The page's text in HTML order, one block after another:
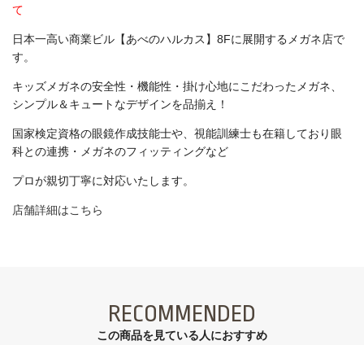
て
日本一高い商業ビル【あべのハルカス】8Fに展開するメガネ店で
す。
キッズメガネの安全性・機能性・掛け心地にこだわったメガネ、
シンプル＆キュートなデザインを品揃え！
国家検定資格の眼鏡作成技能士や、視能訓練士も在籍しており眼
科との連携・メガネのフィッティングなど
プロが親切丁寧に対応いたします。
店舗詳細はこちら
RECOMMENDED
この商品を見ている⼈におすすめ